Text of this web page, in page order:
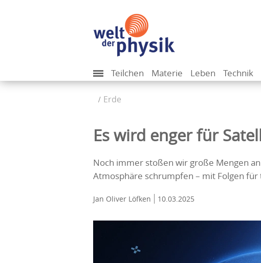
Teilchen Materie Leben Technik
Erde
Es wird enger für
Noch immer stoßen wir große Mengen
Atmosphäre schrumpfen – mit Folgen für
Jan Oliver Löfken 10.03.2025